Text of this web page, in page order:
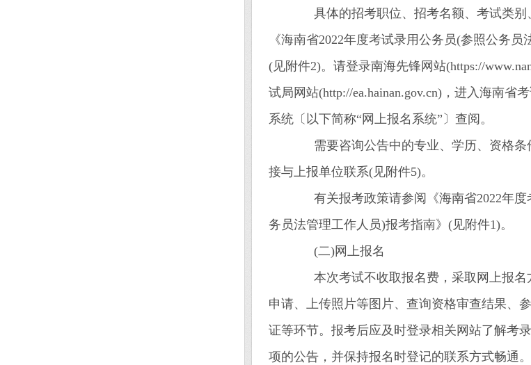
具体的招考职位、招考名额、考试类别
《海南省2022年度考试录用公务员(参照公务员
(见附件2)。请登录南海先锋网站(https://
试局网站(http://ea.hainan.gov.cn)，进入海南省
系统〔以下简称“网上报名系统”〕查阅。
需要咨询公告中的专业、学历、资格条
接与上报单位联系(见附件5)。
有关报考政策请参阅《海南省2022年度
务员法管理工作人员)报考指南》(见附件1)。
(二)网上报名
本次考试不收取报名费，采取网上报名
申请、上传照片等图片、查询资格审查结果、
证等环节。报考后应及时登录相关网站了解考
项的公告，并保持报名时登记的联系方式畅通。